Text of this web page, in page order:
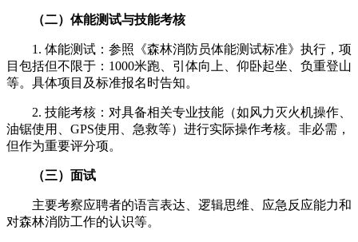
（二）体能测试与技能考核
1. 体能测试：参照《森林消防员体能测试标准》执行，项
目包括但不限于：1000米跑、引体向上、仰卧起坐、负重登山
等。具体项目及标准报名时告知。
2. 技能考核：对具备相关专业技能（如风力灭火机操作、
油锯使用、GPS使用、急救等）进行实际操作考核。非必需，
但作为重要评分项。
（三）面试
主要考察应聘者的语言表达、逻辑思维、应急反应能力和
对森林消防工作的认识等。